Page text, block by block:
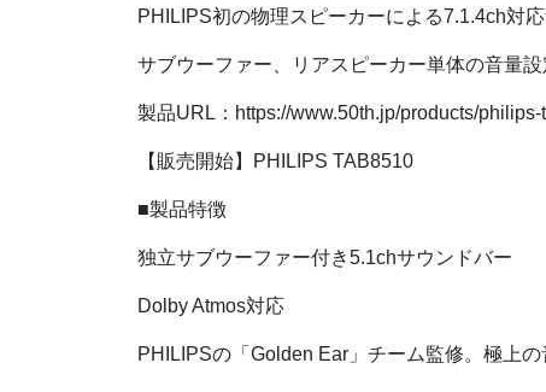
PHILIPS初の物理スピーカーによる7.1.4ch対
サブウーファー、リアスピーカー単体の音量
製品URL：https://www.50th.jp/products/
【販売開始】PHILIPS TAB8510
■製品特徴
独立サブウーファー付き5.1chサウンドバー
Dolby Atmos対応
PHILIPSの「Golden Ear」チーム監修。極上の